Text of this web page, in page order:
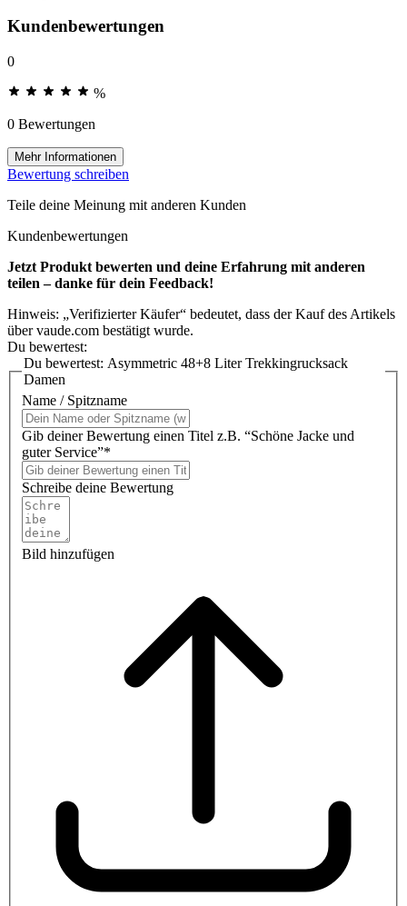
Kundenbewertungen
0
%
0 Bewertungen
Mehr Informationen
Bewertung schreiben
Teile deine Meinung mit anderen Kunden
Kundenbewertungen
Jetzt Produkt bewerten und deine Erfahrung mit anderen
teilen – danke für dein Feedback!
Hinweis: „Verifizierter Käufer“ bedeutet, dass der Kauf des Artikels
über vaude.com bestätigt wurde.
Du bewertest:
Du bewertest: Asymmetric 48+8 Liter Trekkingrucksack
Damen
Name / Spitzname
Gib deiner Bewertung einen Titel z.B. “Schöne Jacke und
guter Service”*
Schreibe deine Bewertung
Bild hinzufügen